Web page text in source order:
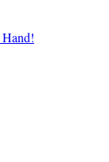
Hand!